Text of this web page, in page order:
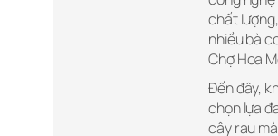
chất
nhiều bà
Chợ Hoa
Đến đây,
chọn lựa
cây rau